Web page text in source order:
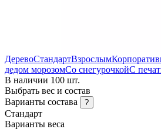
ДеревоСтандартВзрослым
дедом морозомСо снегурочкойС
В наличии 100 шт.
Выбрать вес и состав
Варианты состава
?
Стандарт
Варианты веса